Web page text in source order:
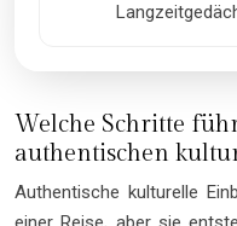
Welche Schritte
authentischen
Authentische kulturelle